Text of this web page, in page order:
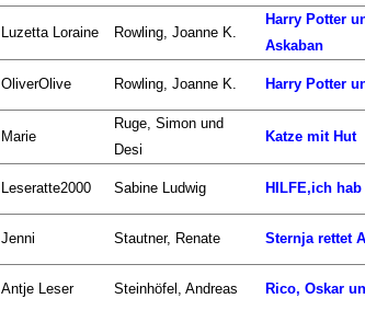
Luzetta Loraine Rowling, Joanne K.
Harry Potter
Askaban
OliverOlive Rowling, Joanne K. Harry Potter
Marie
Ruge, Simon und
Desi
Katze mit Hut
Leseratte2000 Sabine Ludwig HILFE,ich
Jenni Stautner, Renate Sternja rettet
Antje Leser Steinhöfel, Andreas Rico, Oskar